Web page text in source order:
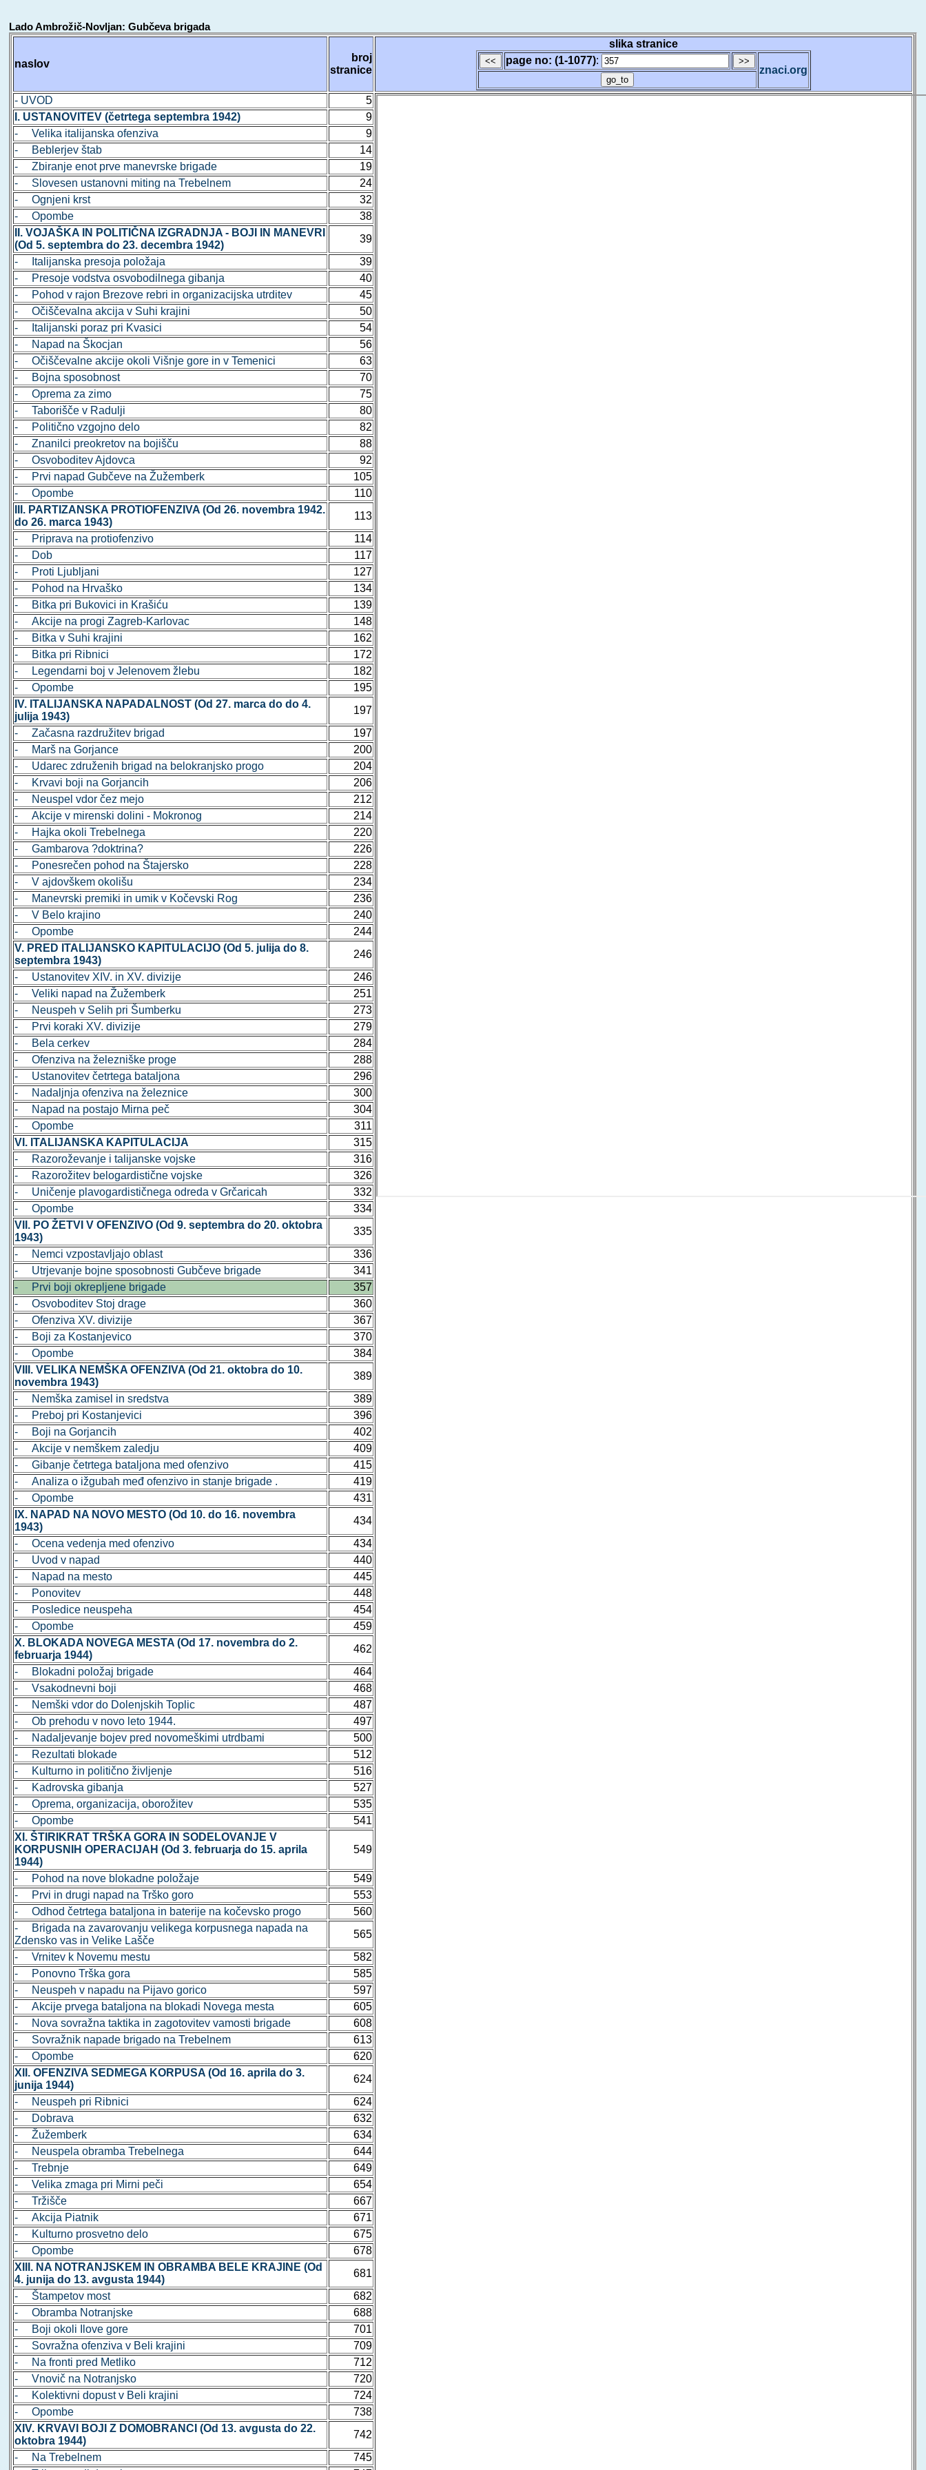
Lado Ambrožič-Novljan: Gubčeva brigada
naslov
broj
stranice
slika stranice
page no: (1-1077):
znaci.org
- UVOD
5
I. USTANOVITEV (četrtega septembra 1942)
9
- Velika italijanska ofenziva
9
- Beblerjev štab
14
- Zbiranje enot prve manevrske brigade
19
- Slovesen ustanovni miting na Trebelnem
24
- Ognjeni krst
32
- Opombe
38
II. VOJAŠKA IN POLITIČNA IZGRADNJA - BOJI IN MANEVRI
(Od 5. septembra do 23. decembra 1942)
39
- Italijanska presoja položaja
39
- Presoje vodstva osvobodilnega gibanja
40
- Pohod v rajon Brezove rebri in organizacijska utrditev
45
- Očiščevalna akcija v Suhi krajini
50
- Italijanski poraz pri Kvasici
54
- Napad na Škocjan
56
- Očiščevalne akcije okoli Višnje gore in v Temenici
63
- Bojna sposobnost
70
- Oprema za zimo
75
- Taborišče v Radulji
80
- Politično vzgojno delo
82
- Znanilci preokretov na bojišču
88
- Osvoboditev Ajdovca
92
- Prvi napad Gubčeve na Žužemberk
105
- Opombe
110
III. PARTIZANSKA PROTIOFENZIVA (Od 26. novembra 1942.
do 26. marca 1943)
113
- Priprava na protiofenzivo
114
- Dob
117
- Proti Ljubljani
127
- Pohod na Hrvaško
134
- Bitka pri Bukovici in Krašiću
139
- Akcije na progi Zagreb-Karlovac
148
- Bitka v Suhi krajini
162
- Bitka pri Ribnici
172
- Legendarni boj v Jelenovem žlebu
182
- Opombe
195
IV. ITALIJANSKA NAPADALNOST (Od 27. marca do do 4.
julija 1943)
197
- Začasna razdružitev brigad
197
- Marš na Gorjance
200
- Udarec združenih brigad na belokranjsko progo
204
- Krvavi boji na Gorjancih
206
- Neuspel vdor čez mejo
212
- Akcije v mirenski dolini - Mokronog
214
- Hajka okoli Trebelnega
220
- Gambarova ?doktrina?
226
- Ponesrečen pohod na Štajersko
228
- V ajdovškem okolišu
234
- Manevrski premiki in umik v Kočevski Rog
236
- V Belo krajino
240
- Opombe
244
V. PRED ITALIJANSKO KAPITULACIJO (Od 5. julija do 8.
septembra 1943)
246
- Ustanovitev XIV. in XV. divizije
246
- Veliki napad na Žužemberk
251
- Neuspeh v Selih pri Šumberku
273
- Prvi koraki XV. divizije
279
- Bela cerkev
284
- Ofenziva na železniške proge
288
- Ustanovitev četrtega bataljona
296
- Nadaljnja ofenziva na železnice
300
- Napad na postajo Mirna peč
304
- Opombe
311
VI. ITALIJANSKA KAPITULACIJA
315
- Razoroževanje i talijanske vojske
316
- Razorožitev belogardistične vojske
326
- Uničenje plavogardističnega odreda v Grčaricah
332
- Opombe
334
VII. PO ŽETVI V OFENZIVO (Od 9. septembra do 20. oktobra
1943)
335
- Nemci vzpostavljajo oblast
336
- Utrjevanje bojne sposobnosti Gubčeve brigade
341
- Prvi boji okrepljene brigade
357
- Osvoboditev Stoj drage
360
- Ofenziva XV. divizije
367
- Boji za Kostanjevico
370
- Opombe
384
VIII. VELIKA NEMŠKA OFENZIVA (Od 21. oktobra do 10.
novembra 1943)
389
- Nemška zamisel in sredstva
389
- Preboj pri Kostanjevici
396
- Boji na Gorjancih
402
- Akcije v nemškem zaledju
409
- Gibanje četrtega bataljona med ofenzivo
415
- Analiza o ižgubah međ ofenzivo in stanje brigade .
419
- Opombe
431
IX. NAPAD NA NOVO MESTO (Od 10. do 16. novembra
1943)
434
- Ocena vedenja med ofenzivo
434
- Uvod v napad
440
- Napad na mesto
445
- Ponovitev
448
- Posledice neuspeha
454
- Opombe
459
X. BLOKADA NOVEGA MESTA (Od 17. novembra do 2.
februarja 1944)
462
- Blokadni položaj brigade
464
- Vsakodnevni boji
468
- Nemški vdor do Dolenjskih Toplic
487
- Ob prehodu v novo leto 1944.
497
- Nadaljevanje bojev pred novomeškimi utrdbami
500
- Rezultati blokade
512
- Kulturno in politično življenje
516
- Kadrovska gibanja
527
- Oprema, organizacija, oborožitev
535
- Opombe
541
XI. ŠTIRIKRAT TRŠKA GORA IN SODELOVANJE V
KORPUSNIH OPERACIJAH (Od 3. februarja do 15. aprila
1944)
549
- Pohod na nove blokadne položaje
549
- Prvi in drugi napad na Trško goro
553
- Odhod četrtega bataljona in baterije na kočevsko progo
560
- Brigada na zavarovanju velikega korpusnega napada na
Zdensko vas in Velike Lašče
565
- Vrnitev k Novemu mestu
582
- Ponovno Trška gora
585
- Neuspeh v napadu na Pijavo gorico
597
- Akcije prvega bataljona na blokadi Novega mesta
605
- Nova sovražna taktika in zagotovitev vamosti brigade
608
- Sovražnik napade brigado na Trebelnem
613
- Opombe
620
XII. OFENZIVA SEDMEGA KORPUSA (Od 16. aprila do 3.
junija 1944)
624
- Neuspeh pri Ribnici
624
- Dobrava
632
- Žužemberk
634
- Neuspela obramba Trebelnega
644
- Trebnje
649
- Velika zmaga pri Mirni peči
654
- Tržišče
667
- Akcija Piatnik
671
- Kulturno prosvetno delo
675
- Opombe
678
XIII. NA NOTRANJSKEM IN OBRAMBA BELE KRAJINE (Od
4. junija do 13. avgusta 1944)
681
- Štampetov most
682
- Obramba Notranjske
688
- Boji okoli Ilove gore
701
- Sovražna ofenziva v Beli krajini
709
- Na fronti pred Metliko
712
- Vnovič na Notranjsko
720
- Kolektivni dopust v Beli krajini
724
- Opombe
738
XIV. KRVAVI BOJI Z DOMOBRANCI (Od 13. avgusta do 22.
oktobra 1944)
742
- Na Trebelnem
745